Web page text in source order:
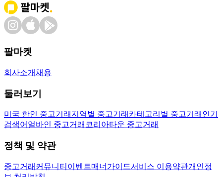
팔마켓
회사소개 채용
둘러보기
미국 한인 중고거래 지역별 중고거래 카테고리별 중고거래 인기
검색어 얼바인 중고거래 코리아타운 중고거래
정책 및 약관
중고거래 커뮤니티 이벤트매너가이드서비스 이용약관개인정